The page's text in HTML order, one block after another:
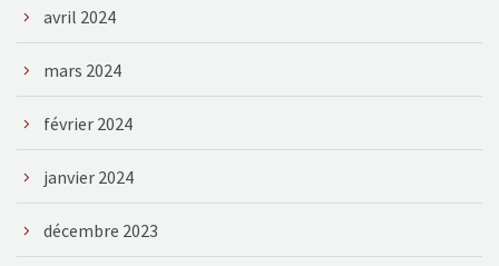
avril 2024
mars 2024
février 2024
janvier 2024
décembre 2023